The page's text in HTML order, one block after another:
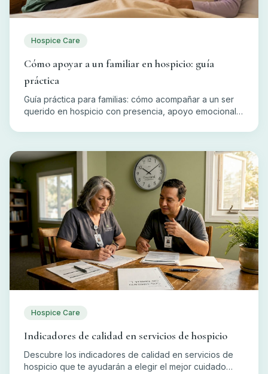
Hospice Care
Cómo apoyar a un familiar en hospicio: guía
práctica
Guía práctica para familias: cómo acompañar a un ser
querido en hospicio con presencia, apoyo emocional,
Hospice Care
Indicadores de calidad en servicios de hospicio
Descubre los indicadores de calidad en servicios de
hospicio que te ayudarán a elegir el mejor cuidado